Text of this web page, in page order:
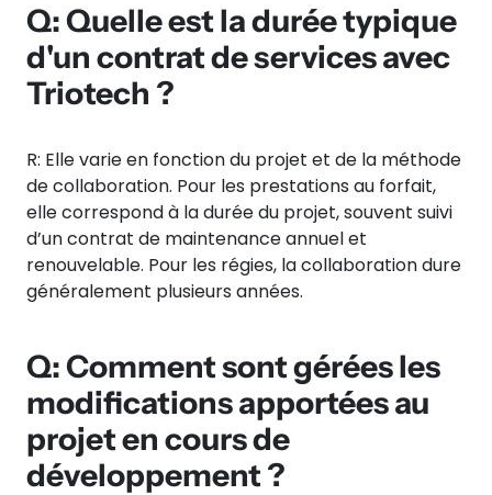
Q: Quelle est la durée typique
d'un contrat de services avec
Triotech ?
R: Elle varie en fonction du projet et de la méthode
de collaboration. Pour les prestations au forfait,
elle correspond à la durée du projet, souvent suivi
d’un contrat de maintenance annuel et
renouvelable. Pour les régies, la collaboration dure
généralement plusieurs années.
Q: Comment sont gérées les
modifications apportées au
projet en cours de
développement ?